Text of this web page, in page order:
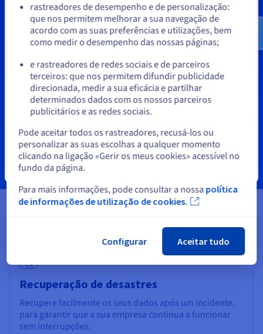
precisa! Backup automático
veloz: os seus dados são
guardados de forma
incremental, diariamente,
num local remoto.
A decisão é tua! Obtenha
retenção de 14 dias por
predefinição, ou então
dias com uma
de 14 dias. Compatível
todos os SO Microsoft e
Encomendar agora
Casos práticos
Recuperação de desastres
Recupere facilmente os seus dados após um incidente,
para garantir que a sua empresa continua a funcionar
sem interrupções.
Aceder ao website do Estados Unidos
us.ovhcloud.com/
Inglês USD - $
ou
Ficar no website atual
Selecionar outro website
rastreadores de desempenho e de personalização:
que nos permitem melhorar a sua navegação de
acordo com as suas preferências e utilizações, bem
como medir o desempenho das nossas páginas;
e rastreadores de redes sociais e de parceiros
terceiros: que nos permitem difundir publicidade
direcionada, medir a sua eficácia e partilhar
determinados dados com os nossos parceiros
publicitários e as redes sociais.
Pode aceitar todos os rastreadores, recusá-los ou
personalizar as suas escolhas a qualquer momento
clicando na ligação «Gerir os meus cookies» acessível no
fundo da página.
Para mais informações, pode consultar a nossa política
de informações de utilização de cookies.
Configurar Aceitar tudo